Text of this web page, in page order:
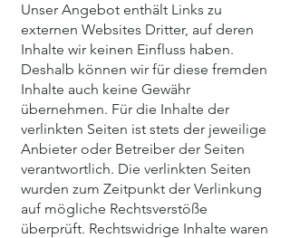
Unser Angebot enthält Links zu
externen Websites Dritter, auf deren
Inhalte wir keinen Einfluss haben.
Deshalb können wir für diese fremden
Inhalte auch keine Gewähr
übernehmen. Für die Inhalte der
verlinkten Seiten ist stets der jeweilige
Anbieter oder Betreiber der Seiten
verantwortlich. Die verlinkten Seiten
wurden zum Zeitpunkt der Verlinkung
auf mögliche Rechtsverstöße
überprüft. Rechtswidrige Inhalte waren